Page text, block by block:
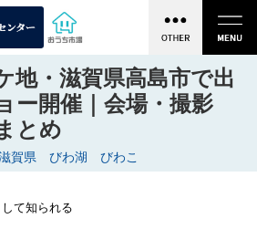
地・滋賀県高島市で出
ー開催｜会場・撮影
とめ
賀県 びわ湖 びわこ
て知られる